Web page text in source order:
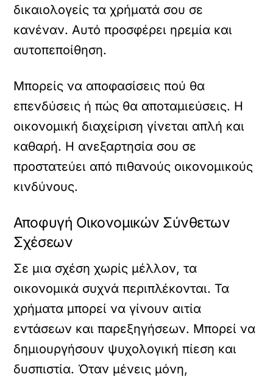
δικαιολογείς τα χρήματά σου σε
κανέναν. Αυτό προσφέρει ηρεμία και
αυτοπεποίθηση.
Μπορείς να αποφασίσεις πού θα
επενδύσεις ή πώς θα αποταμιεύσεις. Η
οικονομική διαχείριση γίνεται απλή και
καθαρή. Η ανεξαρτησία σου σε
προστατεύει από πιθανούς οικονομικούς
κινδύνους.
Αποφυγή Οικονομικών Σύνθετων
Σχέσεων
Σε μια σχέση χωρίς μέλλον, τα
οικονομικά συχνά περιπλέκονται. Τα
χρήματα μπορεί να γίνουν αιτία
εντάσεων και παρεξηγήσεων. Μπορεί να
δημιουργήσουν ψυχολογική πίεση και
δυσπιστία. Όταν μένεις μόνη,